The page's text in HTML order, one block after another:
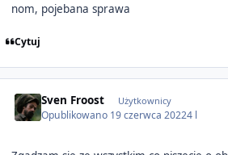
nom, pojebana sprawa
Cytuj
Sven Froost Użytkownicy
Opublikowano 19 czerwca 20224 l